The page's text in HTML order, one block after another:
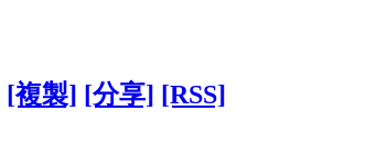
[複製] [分享] [RSS]